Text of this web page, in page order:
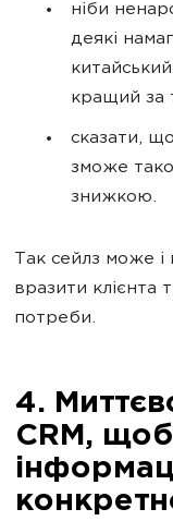
ніби
деякі
кращий за
сказати,
зможе
знижкою.
Так сейлз може
вразити клієнта
потреби.
4.
CRM,